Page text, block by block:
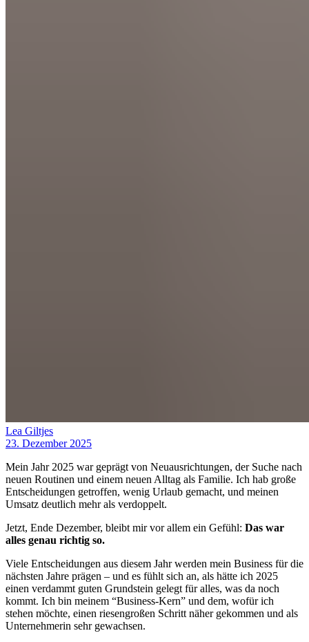
Lea Giltjes
23. Dezember 2025
Mein Jahr 2025 war geprägt von Neuausrichtungen, der Suche nach
neuen Routinen und einem neuen Alltag als Familie. Ich hab große
Entscheidungen getroffen, wenig Urlaub gemacht, und meinen
Umsatz deutlich mehr als verdoppelt.
Jetzt, Ende Dezember, bleibt mir vor allem ein Gefühl: Das war
alles genau richtig so.
Viele Entscheidungen aus diesem Jahr werden mein Business für die
nächsten Jahre prägen – und es fühlt sich an, als hätte ich 2025
einen verdammt guten Grundstein gelegt für alles, was da noch
kommt. Ich bin meinem “Business-Kern” und dem, wofür ich
stehen möchte, einen riesengroßen Schritt näher gekommen und als
Unternehmerin sehr gewachsen.